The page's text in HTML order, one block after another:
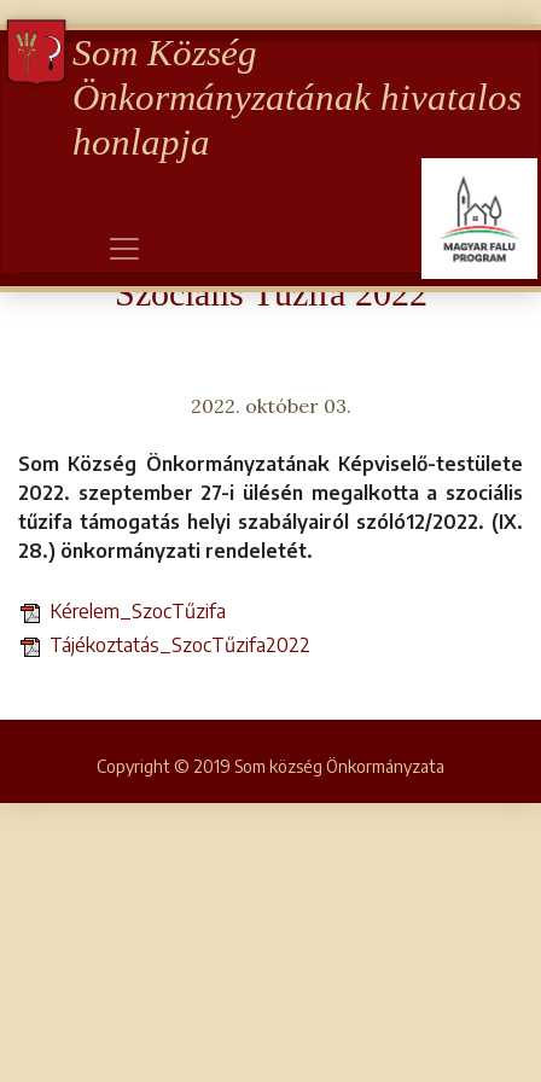
Som Község
Önkormányzatának hivatalos
honlapja
Aktualitások
Szociális Tűzifa 2022
2022. október 03.
Som Község Önkormányzatának Képviselő-testülete
2022. szeptember 27-i ülésén megalkotta a szociális
tűzifa támogatás helyi szabályairól szóló12/2022. (IX.
28.) önkormányzati rendeletét.
Kérelem_SzocTűzifa
Tájékoztatás_SzocTűzifa2022
Copyright © 2019 Som község Önkormányzata